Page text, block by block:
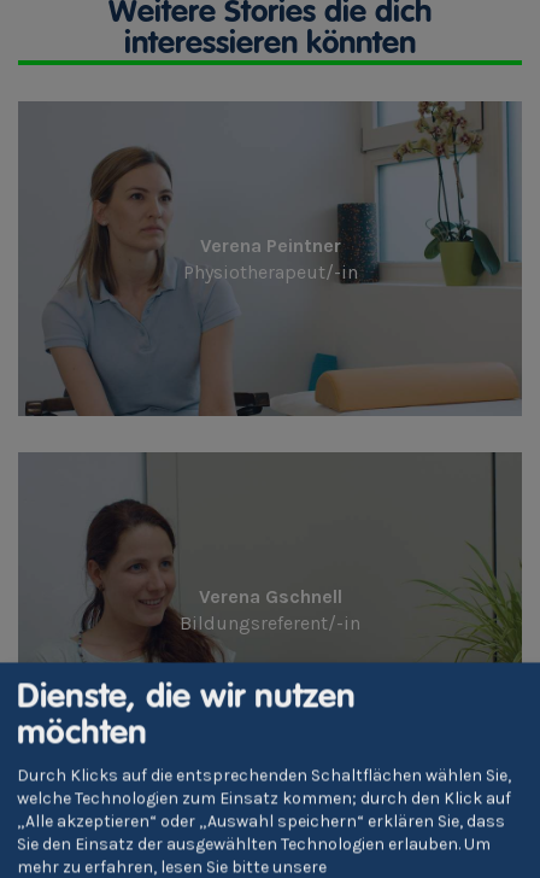
Weitere Stories die dich
interessieren könnten
Verena Peintner
Physiotherapeut/-in
Verena Gschnell
Bildungsreferent/-in
Dienste, die wir nutzen
möchten
Durch Klicks auf die entsprechenden Schaltflächen wählen Sie,
welche Technologien zum Einsatz kommen; durch den Klick auf
„Alle akzeptieren“ oder „Auswahl speichern“ erklären Sie, dass
Sie den Einsatz der ausgewählten Technologien erlauben.Um
mehr zu erfahren, lesen Sie bitte unsere